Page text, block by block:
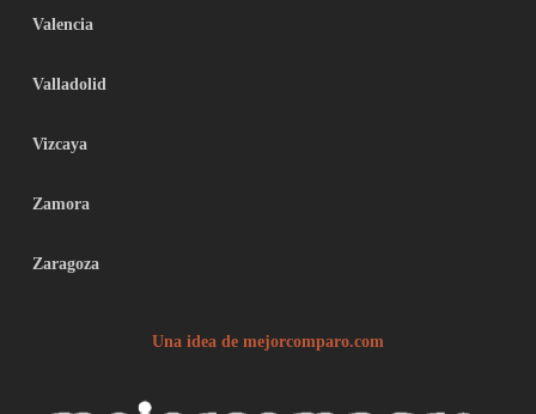
Valencia
Valladolid
Vizcaya
Zamora
Zaragoza
Una idea de mejorcomparo.com